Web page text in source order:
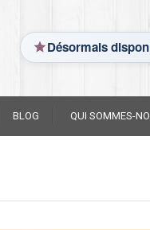
Désormais
BLOG QUI SOMMES-